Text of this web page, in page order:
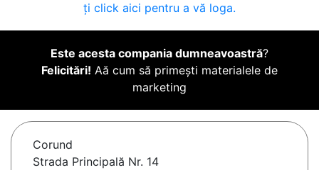
ți click aici pentru a vă loga.
Este acesta compania dumneavoastră?
Felicitări! Aă cum să primești materialele de
marketing
Corund
Strada Principală Nr. 14